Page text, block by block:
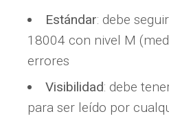
Estándar: debe
18004 con nivel M
errores
Visibilidad: debe
para ser leído por